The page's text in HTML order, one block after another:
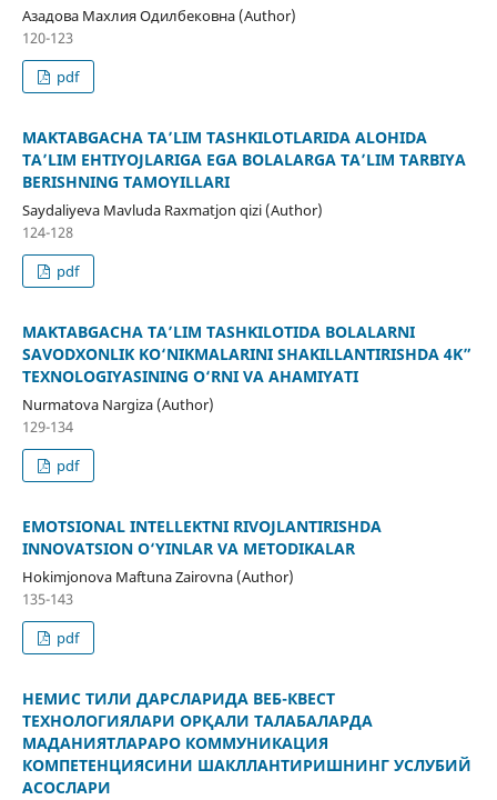
Азадова Махлия Одилбековна (Author)
120-123
pdf
MAKTABGACHA TA’LIM TASHKILOTLARIDA ALOHIDA
TA’LIM EHTIYOJLARIGA EGA BOLALARGA TA’LIM TARBIYA
BERISHNING TAMOYILLARI
Saydaliyeva Mavluda Raxmatjon qizi (Author)
124-128
pdf
MAKTABGACHA TA’LIM TASHKILOTIDA BOLALARNI
SAVODXONLIK KO‘NIKMALARINI SHAKILLANTIRISHDA 4K”
TEXNOLOGIYASINING O‘RNI VA AHAMIYATI
Nurmatova Nargiza (Author)
129-134
pdf
EMOTSIONAL INTELLEKTNI RIVOJLANTIRISHDA
INNOVATSION O‘YINLAR VA METODIKALAR
Hokimjonova Maftuna Zairovna (Author)
135-143
pdf
НEМИС ТИЛИ ДАРСЛАРИДА ВЕБ-КВЕСТ
ТЕХНОЛОГИЯЛАРИ ОРҚАЛИ ТАЛАБАЛАРДА
МАДАНИЯТЛАРАРО КОММУНИКАЦИЯ
КОМПЕТЕНЦИЯСИНИ ШАКЛЛАНТИРИШНИНГ УСЛУБИЙ
АСОСЛАРИ